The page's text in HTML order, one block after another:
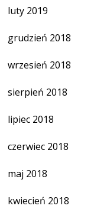
luty 2019
grudzień 2018
wrzesień 2018
sierpień 2018
lipiec 2018
czerwiec 2018
maj 2018
kwiecień 2018